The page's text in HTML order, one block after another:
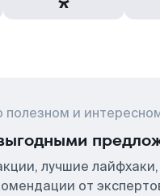
полезном и
лучшие лайфхаки,
от